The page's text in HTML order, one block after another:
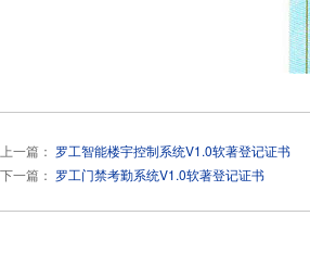
上一篇： 罗工智能楼宇控制系统V1.0软著登记证书
下一篇： 罗工门禁考勤系统V1.0软著登记证书